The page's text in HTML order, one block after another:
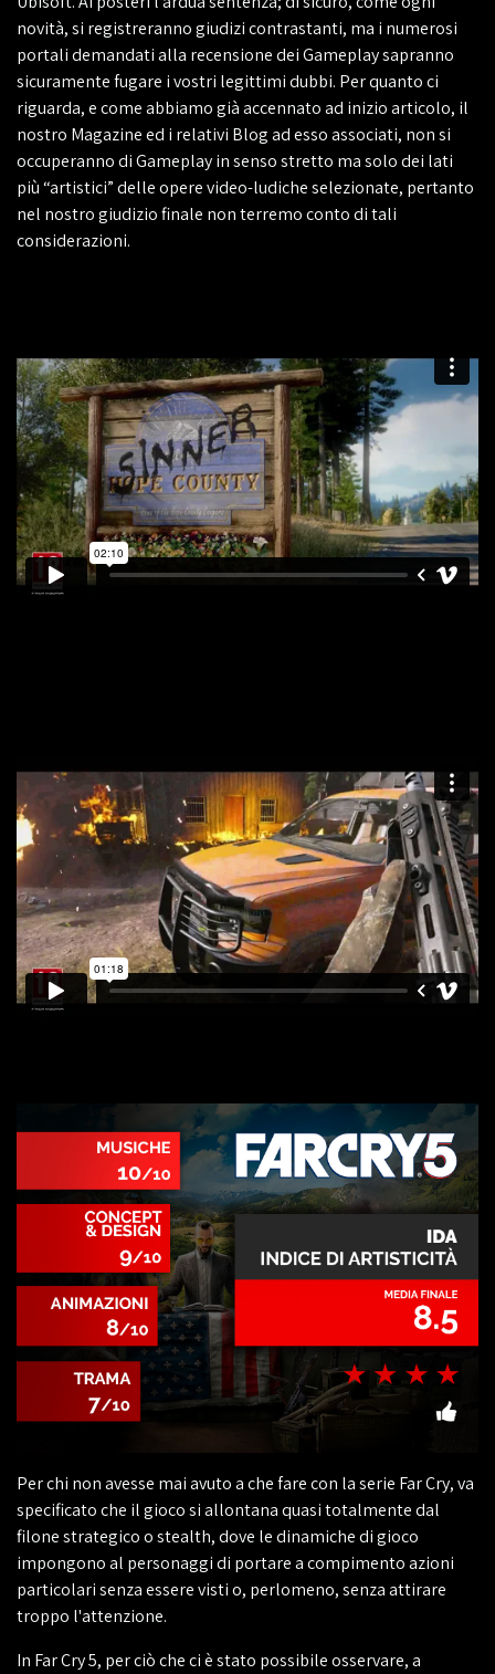
novità, si registreranno giudizi contrastanti, ma i numerosi
portali demandati alla recensione dei Gameplay sapranno
sicuramente fugare i vostri legittimi dubbi. Per quanto ci
riguarda, e come abbiamo già accennato ad inizio articolo, il
nostro Magazine ed i relativi Blog ad esso associati, non si
occuperanno di Gameplay in senso stretto ma solo dei lati
più “artistici” delle opere video-ludiche selezionate, pertanto
nel nostro giudizio finale non terremo conto di tali
considerazioni.
Per chi non avesse mai avuto a che fare con la serie Far Cry, va
specificato che il gioco si allontana quasi totalmente dal
filone strategico o stealth, dove le dinamiche di gioco
impongono al personaggi di portare a compimento azioni
particolari senza essere visti o, perlomeno, senza attirare
troppo l'attenzione.
In Far Cry 5, per ciò che ci è stato possibile osservare, a